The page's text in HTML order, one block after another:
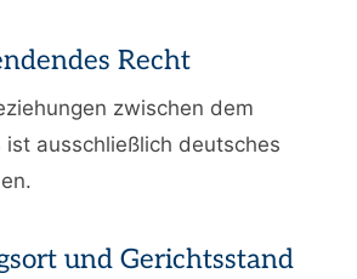
Recht
zwischen dem
ist ausschließlich deutsches
und Gerichtsstand